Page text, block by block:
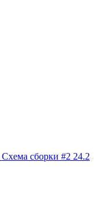
Схема сборки #2 24.2